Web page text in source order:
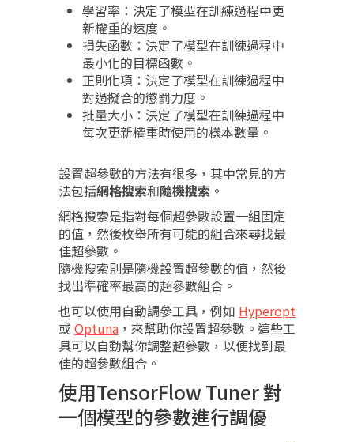
學習率：決定了模型在訓練過程中更
新權重的速度。
損失函數：決定了模型在訓練過程中
最小化的目標函數。
正則化項：決定了模型在訓練過程中
對過擬合的懲罰力度。
批量大小：決定了模型在訓練過程中
每次更新權重時使用的樣本數量。
設置超參數的方法有很多，其中常見的方
法包括網格搜索和隨機搜索 。
網格搜索是指對每個超參數設置一組固定
的值，然後枚舉所有可能的組合來尋找最
佳超參數。
隨機搜索則是隨機設置超參數的值，然後
找出準確率最高的超參數組合。
也可以使用自動調參工具，例如 Hyperopt
或Optuna ，來幫助你設置超參數。這些工
具可以自動幫你調整超參數，以便找到最
佳的超參數組合。
使用TensorFlow Tuner 對
一個模型的參數進行調優